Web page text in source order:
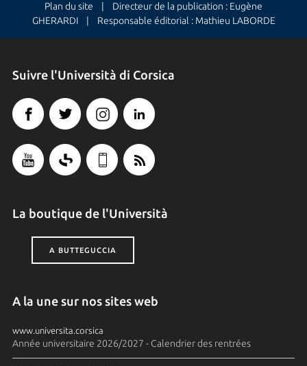
Plan du site | Directeur de la publication : Eugène
GHERARDI | Responsable éditorial : Mathieu LABORDE
Suivre l'Università di Corsica
La boutique de l'Università
A BUTTEGUCCIA
A la une sur nos sites web
www.universita.corsica
Année universitaire 2026/2027 - Calendrier des rentrées